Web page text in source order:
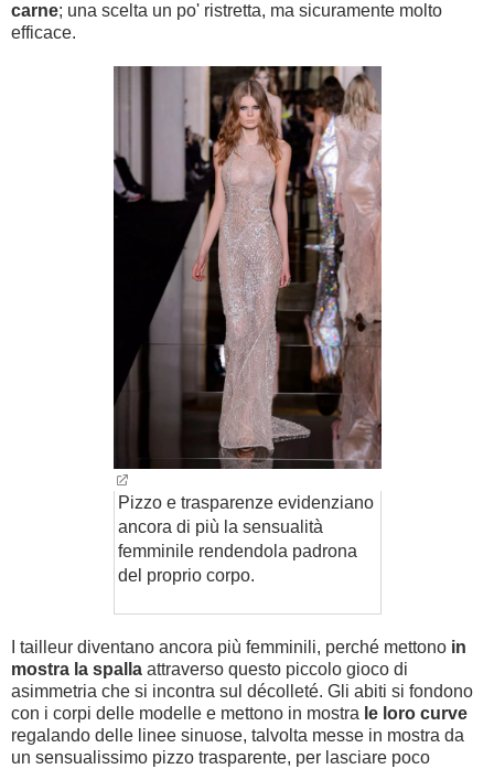
carne; una scelta un po' ristretta, ma sicuramente molto
efficace.
Pizzo e trasparenze evidenziano
ancora di più la sensualità
femminile rendendola padrona
del proprio corpo.
I tailleur diventano ancora più femminili, perché mettono in
mostra la spalla attraverso questo piccolo gioco di
asimmetria che si incontra sul décolleté. Gli abiti si fondono
con i corpi delle modelle e mettono in mostra le loro curve
regalando delle linee sinuose, talvolta messe in mostra da
un sensualissimo pizzo trasparente, per lasciare poco